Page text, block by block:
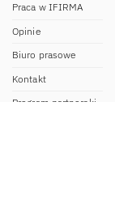
Praca w IFIRMA
Opinie
Biuro prasowe
Kontakt
Program partnerski